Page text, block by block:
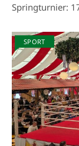
Springturnier:
SPORT